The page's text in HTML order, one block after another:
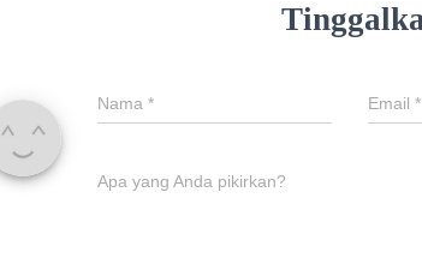
Nama * Email*
Apa yang Anda pikirkan?